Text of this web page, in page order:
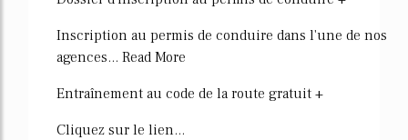
Inscription au permis de conduire dans l'une de nos
agences... Read More
Entraînement au code de la route gratuit +
Cliquez sur le lien...